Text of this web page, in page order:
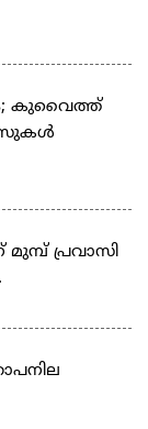
കുവൈത്ത്
മുമ്പ് പ്രവാസി